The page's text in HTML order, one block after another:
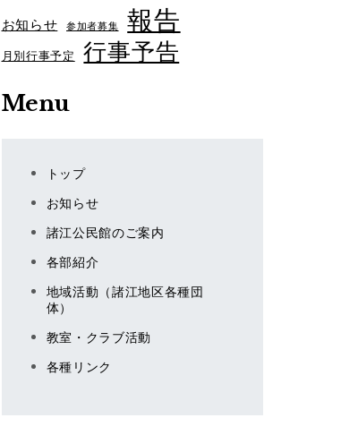
お知らせ 参加者募集 報告
月別行事予定 行事予告
Menu
トップ
お知らせ
諸江公民館のご案内
各部紹介
地域活動（諸江地区各種団
体）
教室・クラブ活動
各種リンク